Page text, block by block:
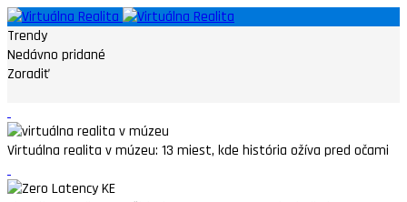
Trendy
Nedávno pridané
Zoradiť
Virtuálna realita v múzeu: 13 miest, kde história ožíva pred očami